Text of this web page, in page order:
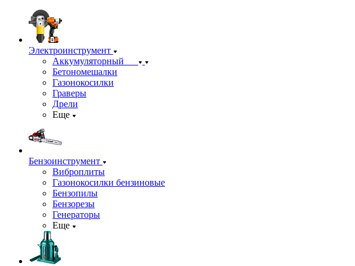
Электроинструмент
Аккумуляторный
Бетономешалки
Газонокосилки
Граверы
Дрели
Еще
Бензоинструмент
Виброплиты
Газонокосилки бензиновые
Бензопилы
Бензорезы
Генераторы
Еще